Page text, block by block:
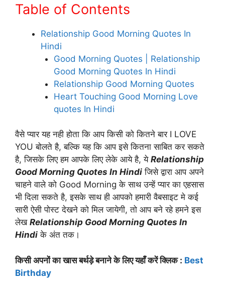
Table of Contents
Relationship Good Morning Quotes In
Hindi
Good Morning Quotes | Relationship
Good Morning Quotes In Hindi
Relationship Good Morning Quotes
Heart Touching Good Morning Love
quotes In Hindi
वैसे प्यार यह नही होता कि आप किसी को कितने बार I LOVE
YOU बोलते है, बल्कि यह कि आप इसे कितना साबित कर सकते
है, जिसके लिए हम आपके लिए लेके आये है, ये Relationship
Good Morning Quotes In Hindi जिसे द्वारा आप अपने
चाहने वाले को Good Morning के साथ उन्हें प्यार का एहसास
भी दिला सकते है, इसके साथ ही आपको हमारी वैबसाइट मे कई
सारी ऐसी पोस्ट देखने को मिल जायेगी, तो आप बने रहे हमने इस
लेख Relationship Good Morning Quotes In
Hindi के अंत तक।
किसी अपनों का खास बर्थड़े बनाने के लिए यहाँ करें क्लिक : Best
Birthday